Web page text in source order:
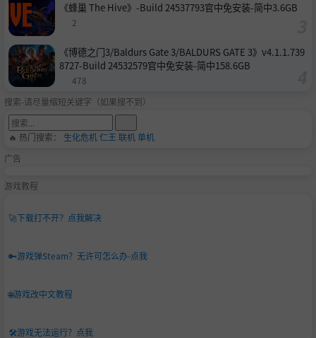
《蜂巢 The Hive》-Build 24537793官中免安装-简中3.6GB
2
《博德之门3/Baldurs Gate 3/BALDURS GATE 3》v4.1.1.739
8727-Build 24532579官中免安装-简中158.6GB
478
搜索-请尽量缩短关键字（如果搜不到）
🔥 热门搜索： 生化危机仁王联机单机
广告
游戏教程
🚀下载打不开？点我解决
🔑游戏弹Steam？无许可怎么办-点我
🌐游戏改中文教程
🛠️游戏无法运行？点我